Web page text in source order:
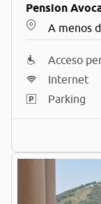
Pension
A menos
Acceso
Internet
Parking